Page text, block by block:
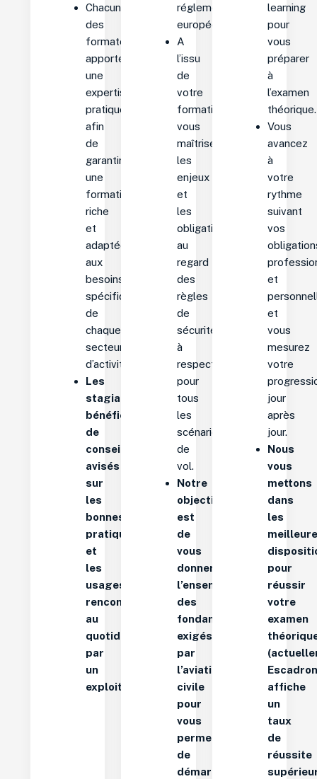
Chacun
des
formateurs
apporte
une
expertise
pratique
afin
de
garantir
une
formation
riche
et
adaptée
aux
besoins
spécifiques
de
chaque
secteur
d’activité.
Les
stagiaires
bénéficient
de
conseils
avisés
sur
les
bonnes
pratiques
et
les
usages
rencontrés
au
quotidiens
par
un
exploitant.
réglementation
européenne.
A
l’issu
de
votre
formation,
vous
maîtrisez
les
enjeux
et
les
obligations
au
regard
des
règles
de
sécurité
à
respecter
pour
tous
les
scénarios
de
vol.
Notre
objectif
est
de
vous
donner
l’ensemble
des
fondamentaux
exigés
par
l’aviation
civile
pour
vous
permettre
de
démarrer
learning
pour
vous
préparer
à
l’examen
théorique.
Vous
avancez
à
votre
rythme
suivant
vos
et
et
vous
mesurez
votre
jour
après
jour.
Nous
vous
mettons
dans
les
pour
réussir
votre
examen
affiche
un
taux
de
réussite